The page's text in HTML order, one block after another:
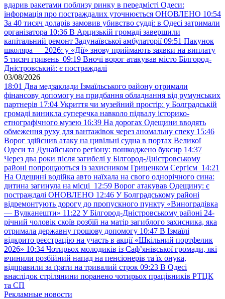
вдарив ракетами поблизу ринку в передмісті Одеси:
інформація про постраждалих уточнюється ОНОВЛЕНО 10:54
За 40 тисяч доларів замовив убивство судді: в Одесі затримали
організатора 10:36 В Арцизькій громаді завершили
капітальний ремонт Задунаївської амбулаторії 09:51 Пакунок
школяра — 2026: у «Дії» знову приймають заявки на виплату
5 тисяч гривень 09:19 Вночі ворог атакував місто Білгород-
Дністровський: є постраждалі
03/08/2026
18:01 Два медзаклади Ізмаїльського району отримали
фінансову допомогу на придбання обладнання від румунських
партнерів 17:04 Укриття чи музейний простір: у Болградській
громаді виникла суперечка навколо підвалу історико-
етнографічного музею 16:39 На дорогах Одещини вводять
обмеження руху для вантажівок через аномальну спеку 15:46
Ворог здійснив атаку на цивільні судна в портах Великої
Одеси та Дунайського регіону: пошкоджено буксир 14:37
Через два роки після загибелі у Білгород-Дністровському
районі попрощаються із захисником Гриценком Сергієм 14:21
На Одещині водійка авто наїхала на свого однорічного сина:
дитина загинула на місці 12:59 Ворог атакував Одещину: є
постраждалі ОНОВЛЕНО 12:46 У Болградському районі
відремонтують дорогу до пропускного пункту «Виноградівка
— Вулканешти» 11:22 У Білгород-Дністровському районі 24-
річний чоловік скоїв розбій на матір загиблого захисника, яка
отримала державну грошову допомогу 10:47 В Ізмаїлі
відкрито реєстрацію на участь в акції «Шкільний портфелик
2026» 10:34 Чотирьох молодиків із Саф’янівської громади, які
вчинили розбійний напад на пенсіонерів та їх онука,
відправили за ґрати на тривалий строк 09:23 В Одесі
внаслідок стрілянини поранено чотирьох працівників РТЦК
та СП
Рекламные новости